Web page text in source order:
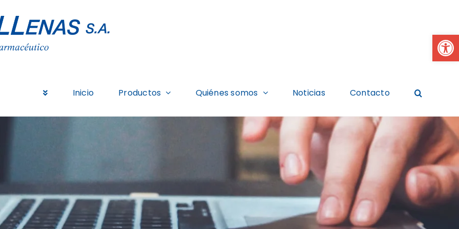
Inicio Productos Quiénes somos Noticias Contacto